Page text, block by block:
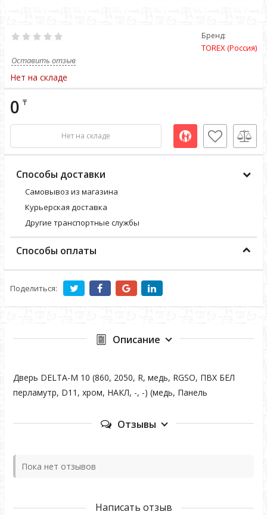
Бренд:
TOREX (Россия)
Оставить отзыв
Нет на складе
0 ₸
Нет на складе
Способы доставки
Самовывоз из магазина
Курьерская доставка
Другие транспортные службы
Способы оплаты
Поделиться:
Описание
Дверь DELTA-M 10 (860, 2050, R, медь, RGSO, ПВХ БЕЛ
перламутр, D11, хром, НАКЛ, -, -) (медь, Панель
Отзывы
Пока нет отзывов
Написать отзыв